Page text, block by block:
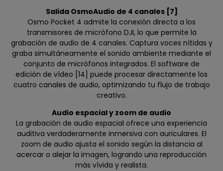
Salida OsmoAudio de 4 canales [7]
Osmo Pocket 4 admite la conexión directa a los
transmisores de micrófono DJI, lo que permite la
grabación de audio de 4 canales. Captura voces nítidas y
graba simultáneamente el sonido ambiente mediante el
conjunto de micrófonos integrados. El software de
edición de vídeo [14] puede procesar directamente los
cuatro canales de audio, optimizando tu flujo de trabajo
creativo.
Audio espacial y zoom de audio
La grabación de audio espacial ofrece una experiencia
auditiva verdaderamente inmersiva con auriculares. El
zoom de audio ajusta el sonido según la distancia al
acercar o alejar la imagen, logrando una reproducción
más vívida y realista.